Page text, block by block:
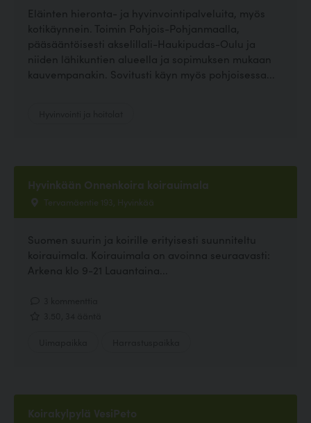
Eläinten hieronta- ja hyvinvointipalveluita, myös
kotikäynnein. Toimin Pohjois-Pohjanmaalla,
pääsääntöisesti akselillaIi-Haukipudas-Oulu ja
niiden lähikuntien alueella ja sopimuksen mukaan
kauvempanakin. Sovitusti käyn myös pohjoisessa...
Hyvinkään Onnenkoira koirauimala
Tervamäentie 193, Hyvinkää
Suomen suurin ja koirille erityisesti suunniteltu
koirauimala. Koirauimala on avoinna seuraavasti:
Arkena klo 9-21 Lauantaina...
Koirakylpylä VesiPeto